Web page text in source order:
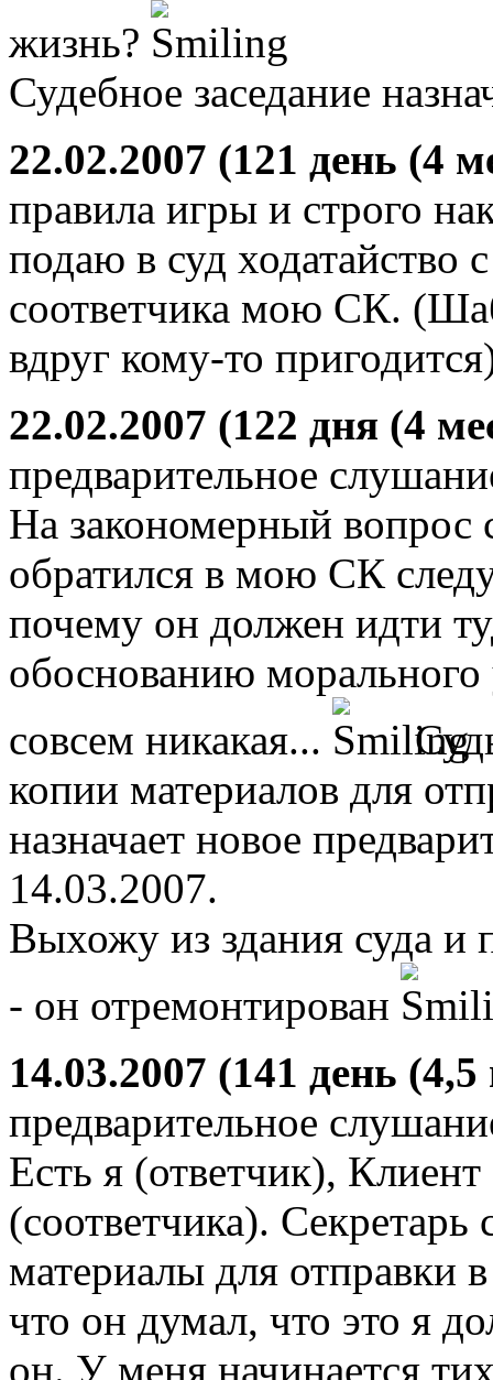
жизнь?
Судебное заседание
22.02.2007 (121 день (4
правила игры и строго
подаю в суд ходатайство
соответчика мою СК.
вдруг кому-то
22.02.2007 (122 дня (4
предварительное
На закономерный вопрос
обратился в мою СК
почему он должен идти
обоснованию
совсем никакая...
копии материалов для
назначает новое
14.03.2007.
Выхожу из здания суда и
- он отремонтирован
14.03.2007 (141 день
предварительное
Есть я (ответчик),
(соответчика).
материалы для отправки
что он думал, что это я
он. У меня начинается